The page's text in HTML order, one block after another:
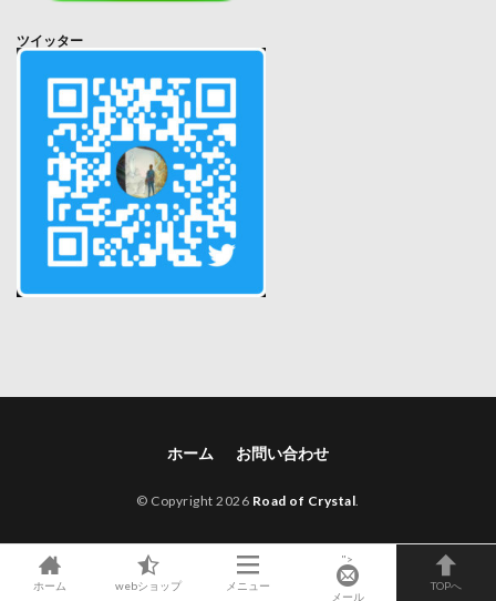
ツイッター
ホーム お問い合わせ
© Copyright 2026 Road of Crystal
ホーム webショップ メニュー
">
メール
TOPへ